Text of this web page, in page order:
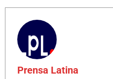
Prensa Latina